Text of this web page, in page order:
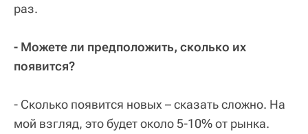
раз.
- Можете ли предположить, сколько их
появится?
- Сколько появится новых – сказать сложно. На
мой взгляд, это будет около 5-10% от рынка.